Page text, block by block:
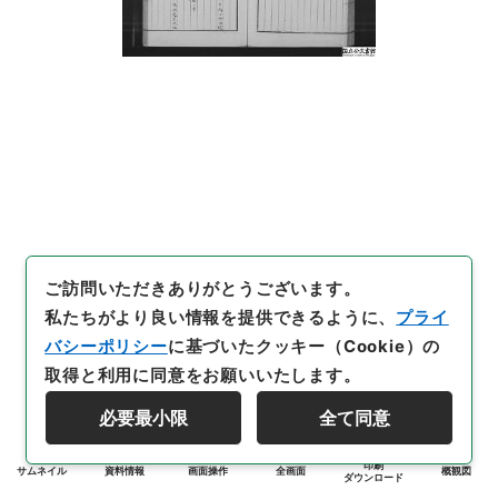
サムネイル 資料情報 画面操作 全画面
印刷
ダウンロード
概観図
ご訪問いただきありがとうございます。
私たちがより良い情報を提供できるように、 プライ
バシーポリシーに基づいたクッキー（Cookie）の
取得と利用に同意をお願いいたします。
必要最小限 全て同意